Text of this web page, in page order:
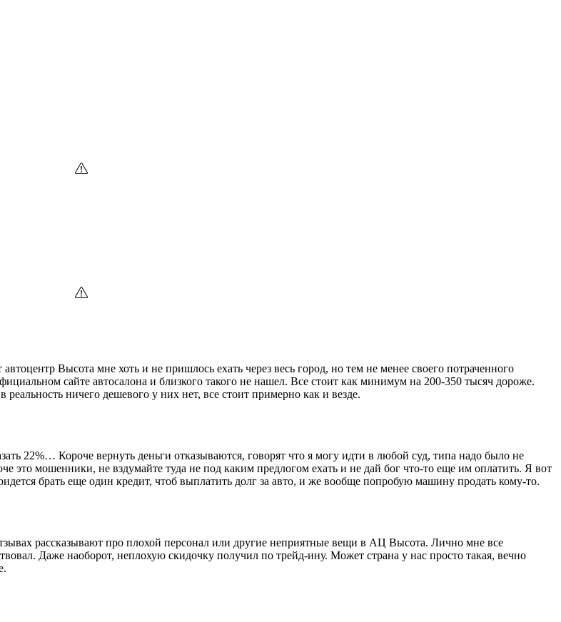
Высота мне хоть и не пришлось ехать через весь город, но тем не менее своего потраченного
сайте автосалона и близкого такого не нашел. Все стоит как минимум на 200-350 тысяч дороже.
ничего дешевого у них нет, все стоит примерно как и везде.
22%… Короче вернуть деньги отказываются, говорят что я могу идти в любой суд, типа надо было не
это мошенники, не вздумайте туда не под каким предлогом ехать и не дай бог что-то еще им оплатить. Я вот
брать еще один кредит, чтоб выплатить долг за авто, и же вообще попробую машину продать кому-то.
рассказывают про плохой персонал или другие неприятные вещи в АЦ Высота. Лично мне все
Даже наоборот, неплохую скидочку получил по трейд-ину. Может страна у нас просто такая, вечно